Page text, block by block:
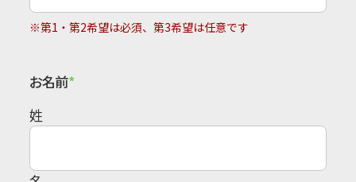
※第1・第2希望は必須、第3希望は任意です
お名前
姓